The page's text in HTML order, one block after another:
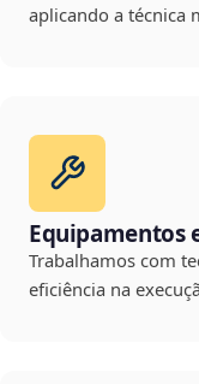
aplicando a técnica
Equipamentos
Trabalhamos com
eficiência na